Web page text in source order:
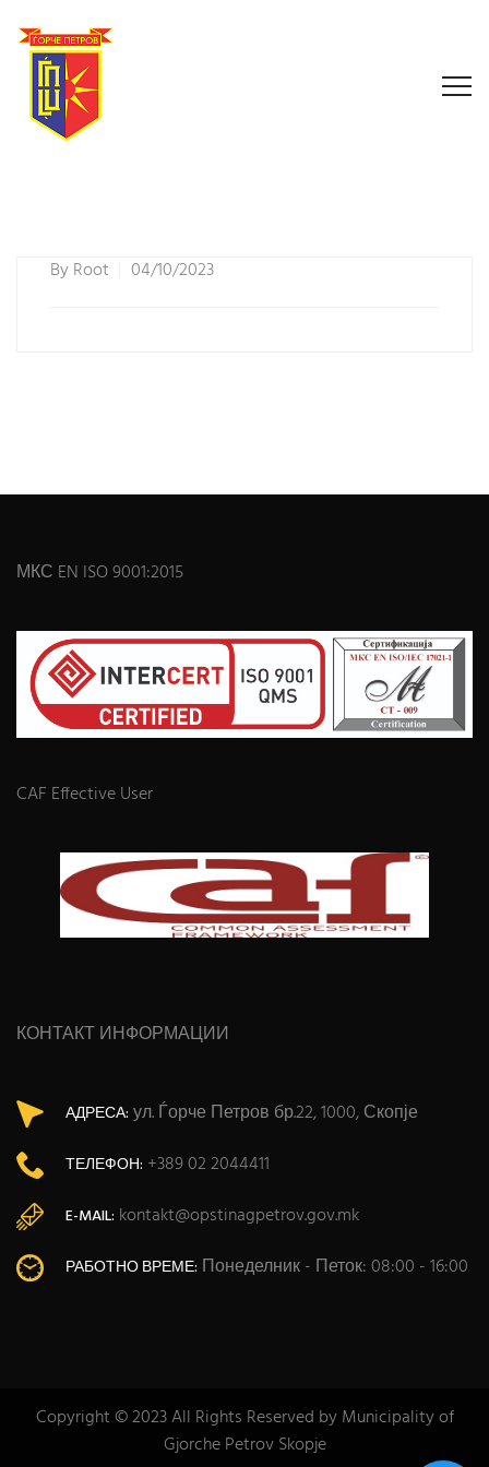
ByRoot 04/10/2023
МКС EN ISO 9001:2015
CAF Effective User
КОНТАКТ ИНФОРМАЦИИ
АДРЕСА: ул. Ѓорче Петров бр.22, 1000, Скопје
ТЕЛЕФОН: +389 02 2044411
E-MAIL: kontakt@opstinagpetrov.gov.mk
РАБОТНО ВРЕМЕ: Понеделник - Петок: 08:00 - 16:00
Copyright © 2023 All Rights Reserved by Municipality of
Gjorche Petrov Skopje